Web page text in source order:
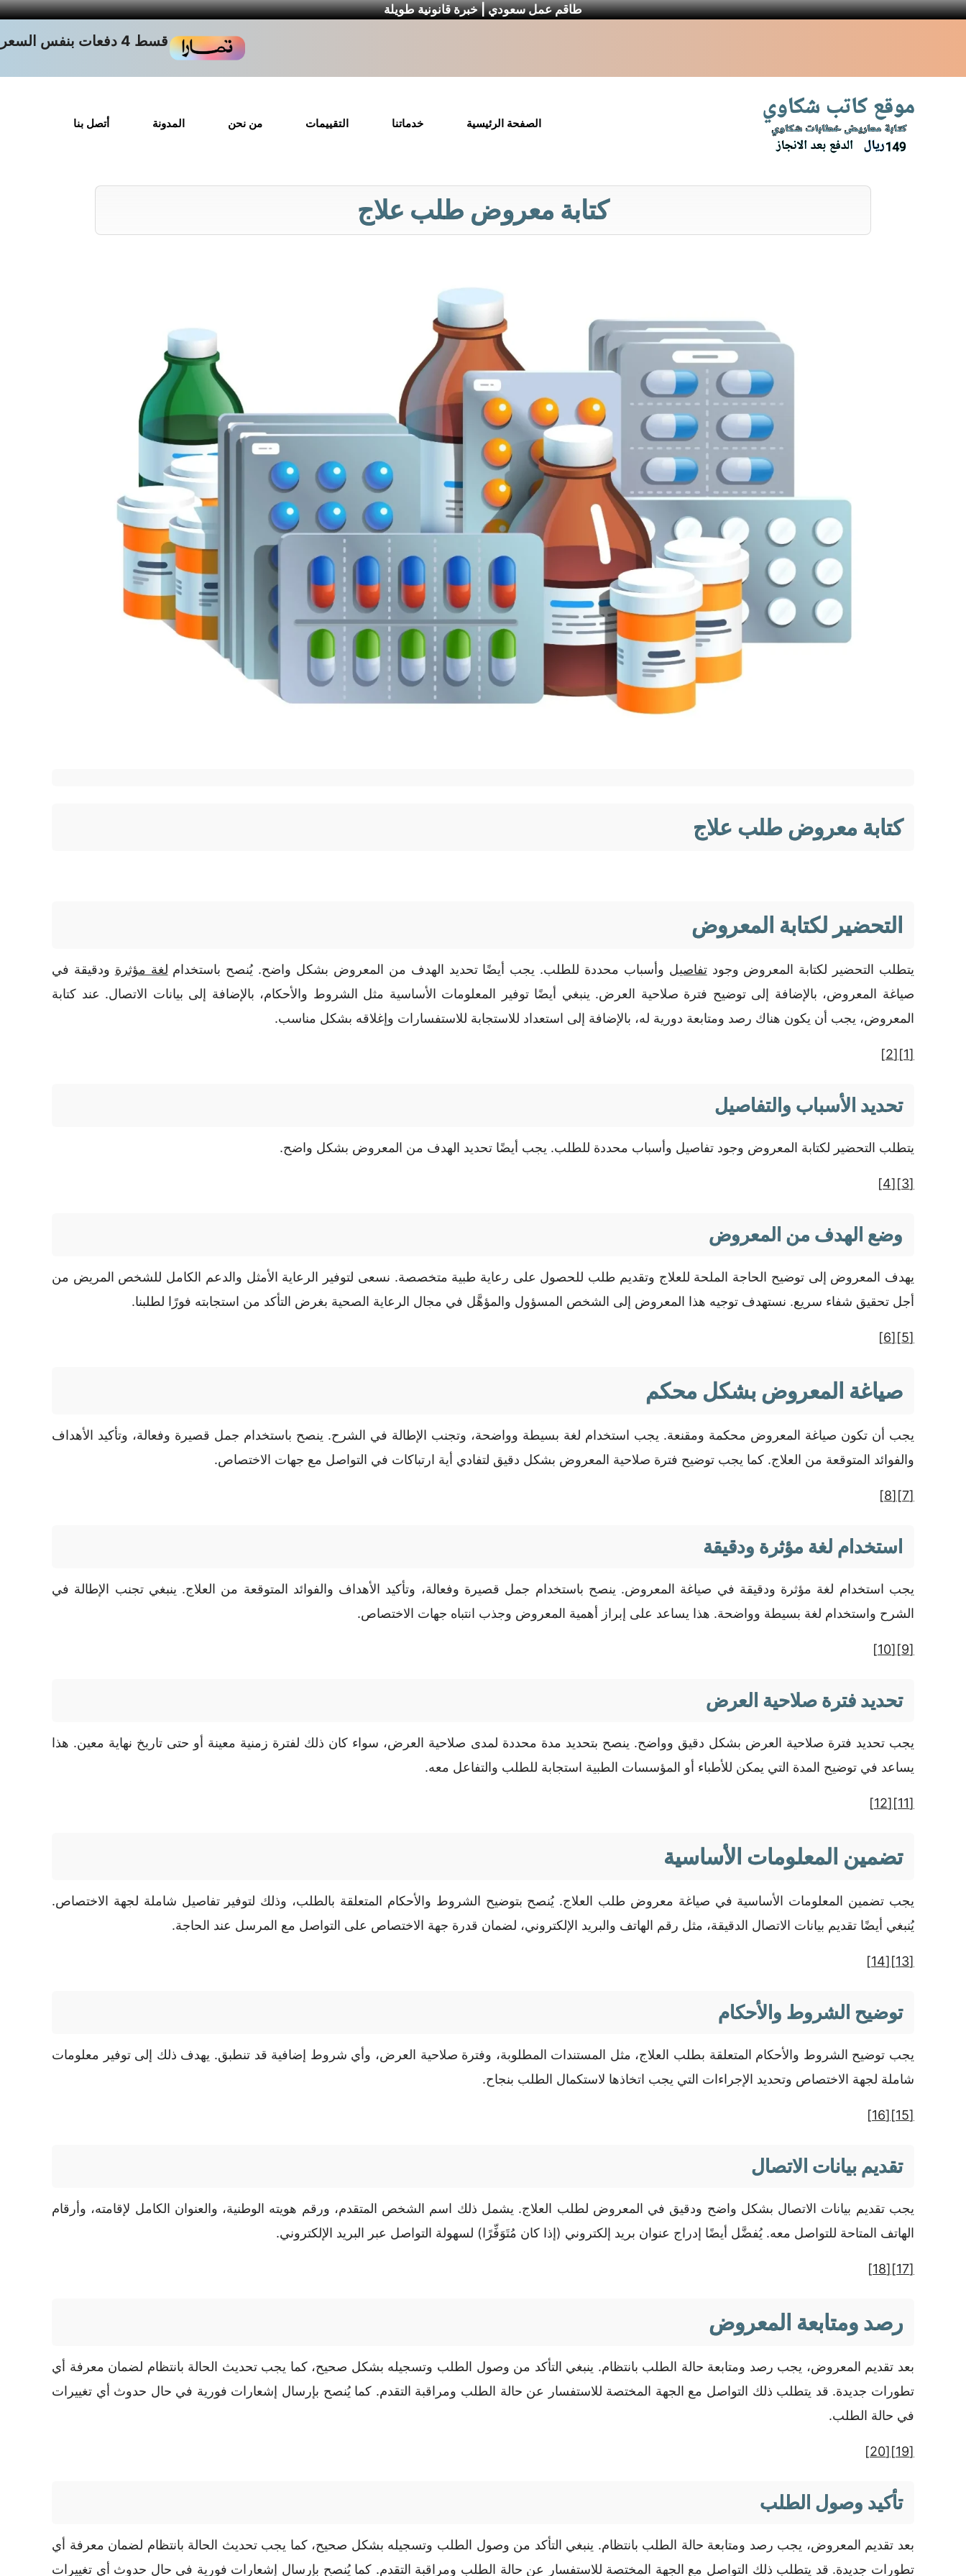
طاقم عمل سعودي | خبرة قانونية طويلة
قسط 4 دفعات بنفس السعر
الصفحة الرئيسية خدماتنا التقييمات من نحن المدونة أتصل بنا
كتابة معروض طلب علاج
كتابة معروض طلب علاج
التحضير لكتابة المعروض
يتطلب التحضير لكتابة المعروض وجودتفاصيل وأسباب محددة للطلب. يجب أيضًا تحديد الهدف من المعروض بشكل واضح. يُنصح باستخدام لغة مؤثرة ودقيقة في
صياغة المعروض، بالإضافة إلى توضيح فترة صلاحية العرض. ينبغي أيضًا توفير المعلومات الأساسية مثل الشروط والأحكام، بالإضافة إلى بيانات الاتصال. عند كتابة
المعروض، يجب أن يكون هناك رصد ومتابعة دورية له، بالإضافة إلى استعداد للاستجابة للاستفسارات وإغلاقه بشكل مناسب.
[1]
[2]
تحديد الأسباب والتفاصيل
يتطلب التحضير لكتابة المعروض وجود تفاصيل وأسباب محددة للطلب. يجب أيضًا تحديد الهدف من المعروض بشكل واضح.
[3]
[4]
وضع الهدف من المعروض
يهدف المعروض إلى توضيح الحاجة الملحة للعلاج وتقديم طلب للحصول على رعاية طبية متخصصة. نسعى لتوفير الرعاية الأمثل والدعم الكامل للشخص المريض من
أجل تحقيق شفاء سريع. نستهدف توجيه هذا المعروض إلى الشخص المسؤول والمؤهَّل في مجال الرعاية الصحية بغرض التأكد من استجابته فورًا لطلبنا.
[5]
[6]
صياغة المعروض بشكل محكم
يجب أن تكون صياغة المعروض محكمة ومقنعة. يجب استخدام لغة بسيطة وواضحة، وتجنب الإطالة في الشرح. ينصح باستخدام جمل قصيرة وفعالة، وتأكيد الأهداف
والفوائد المتوقعة من العلاج. كما يجب توضيح فترة صلاحية المعروض بشكل دقيق لتفادي أية ارتباكات في التواصل مع جهات الاختصاص.
[7]
[8]
استخدام لغة مؤثرة ودقيقة
يجب استخدام لغة مؤثرة ودقيقة في صياغة المعروض. ينصح باستخدام جمل قصيرة وفعالة، وتأكيد الأهداف والفوائد المتوقعة من العلاج. ينبغي تجنب الإطالة في
الشرح واستخدام لغة بسيطة وواضحة. هذا يساعد على إبراز أهمية المعروض وجذب انتباه جهات الاختصاص.
[9]
[10]
تحديد فترة صلاحية العرض
يجب تحديد فترة صلاحية العرض بشكل دقيق وواضح. ينصح بتحديد مدة محددة لمدى صلاحية العرض، سواء كان ذلك لفترة زمنية معينة أو حتى تاريخ نهاية معين. هذا
يساعد في توضيح المدة التي يمكن للأطباء أو المؤسسات الطبية استجابة للطلب والتفاعل معه.
[11]
[12]
تضمين المعلومات الأساسية
يجب تضمين المعلومات الأساسية في صياغة معروض طلب العلاج. يُنصح بتوضيح الشروط والأحكام المتعلقة بالطلب، وذلك لتوفير تفاصيل شاملة لجهة الاختصاص.
يُنبغي أيضًا تقديم بيانات الاتصال الدقيقة، مثل رقم الهاتف والبريد الإلكتروني، لضمان قدرة جهة الاختصاص على التواصل مع المرسل عند الحاجة.
[13]
[14]
توضيح الشروط والأحكام
يجب توضيح الشروط والأحكام المتعلقة بطلب العلاج، مثل المستندات المطلوبة، وفترة صلاحية العرض، وأي شروط إضافية قد تنطبق. يهدف ذلك إلى توفير معلومات
شاملة لجهة الاختصاص وتحديد الإجراءات التي يجب اتخاذها لاستكمال الطلب بنجاح.
[15]
[16]
تقديم بيانات الاتصال
يجب تقديم بيانات الاتصال بشكل واضح ودقيق في المعروض لطلب العلاج. يشمل ذلك اسم الشخص المتقدم، ورقم هويته الوطنية، والعنوان الكامل لإقامته، وأرقام
الهاتف المتاحة للتواصل معه. يُفضَّل أيضًا إدراج عنوان بريد إلكتروني (إذا كان مُتَوَفِّرًا) لسهولة التواصل عبر البريد الإلكتروني.
[17]
[18]
رصد ومتابعة المعروض
بعد تقديم المعروض، يجب رصد ومتابعة حالة الطلب بانتظام. ينبغي التأكد من وصول الطلب وتسجيله بشكل صحيح، كما يجب تحديث الحالة بانتظام لضمان معرفة أي
تطورات جديدة. قد يتطلب ذلك التواصل مع الجهة المختصة للاستفسار عن حالة الطلب ومراقبة التقدم. كما يُنصح بإرسال إشعارات فورية في حال حدوث أي تغييرات
في حالة الطلب.
[19]
[20]
تأكيد وصول الطلب
بعد تقديم المعروض، يجب رصد ومتابعة حالة الطلب بانتظام. ينبغي التأكد من وصول الطلب وتسجيله بشكل صحيح، كما يجب تحديث الحالة بانتظام لضمان معرفة أي
تطورات جديدة. قد يتطلب ذلك التواصل مع الجهة المختصة للاستفسار عن حالة الطلب ومراقبة التقدم. كما يُنصح بإرسال إشعارات فورية في حال حدوث أي تغييرات